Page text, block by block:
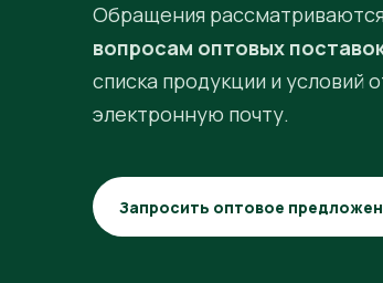
Обращения рассматриваются
вопросам оптовых
списка продукции и условий
электронную почту.
Запросить оптовое